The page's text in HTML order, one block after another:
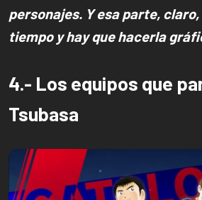
personajes. Y esa parte,
tiempo y hay que hacerla
4.- Los equipos que
Tsubasa